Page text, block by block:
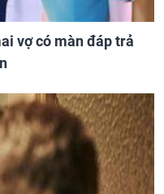
vợ có màn đáp trả